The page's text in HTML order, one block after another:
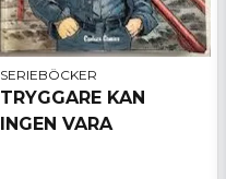
SERIEBÖCKER
TRYGGARE KAN
INGEN VARA